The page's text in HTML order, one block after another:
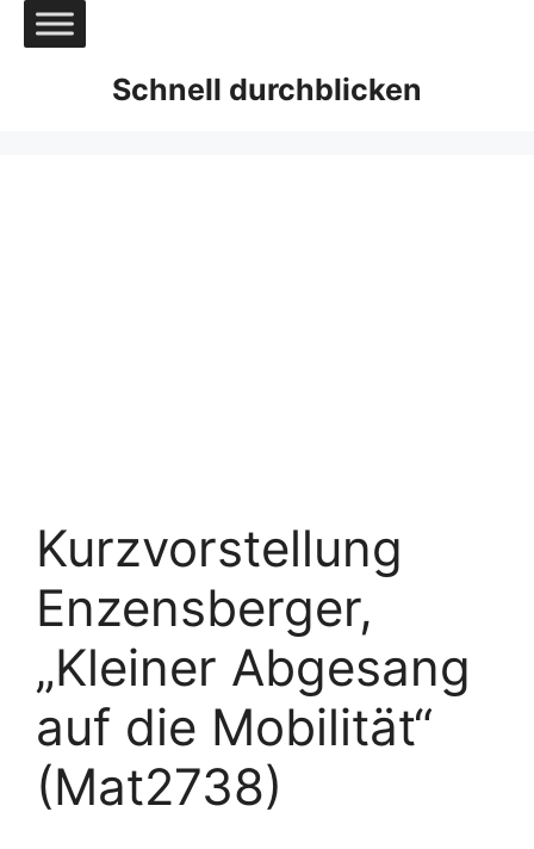
Zum
Inhalt
Schnell durchblicken
Kurzvorstellung
Enzensberger,
„Kleiner Abgesang
auf die Mobilität“
(Mat2738)